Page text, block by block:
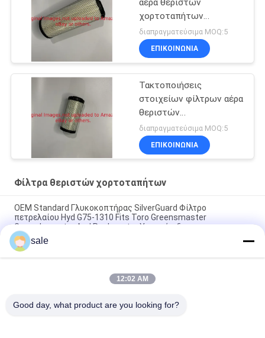
αέρα θεριστών
χορτοταπήτων
GRE68048 για
Johndeere
διαπραγματεύσιμα MOQ:5
ΕΠΙΚΟΙΝΩΝΊΑ
Τακτοποιήσεις
στοιχείων φίλτρων αέρα
θεριστών
χορτοταπήτων
GM131802 για
Johndeere, Jacobsen,
διαπραγματεύσιμα MOQ:5
ΕΠΙΚΟΙΝΩΝΊΑ
Φίλτρα θεριστών χορτοταπήτων
OEM Standard Γλυκοκοπτήρας SilverGuard Φίλτρο
πετρελαίου Hyd G75-1310 Fits Toro Greensmaster
Groundsmaster And Reelmaster Υποστήριξη
Υποστήριξη OEM για το φίλτρο λιπαντικού / πετρελαίου
γκαζόν D G125-8752 Fits Toro Greensmaster και Reelmaster
Ανταλλακτικά χορτοκοπτικής φίλτρου υδραυλικού λαδιού
sale
12:02 AM
Good day, what product are you looking for?